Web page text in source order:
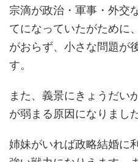
宗滴が政治・軍事・外交
てになっていたがために
がおらず、小さな問題が
す。
また、義景にきょうだい
が弱まる原因になりました
姉妹がいれば政略結婚に